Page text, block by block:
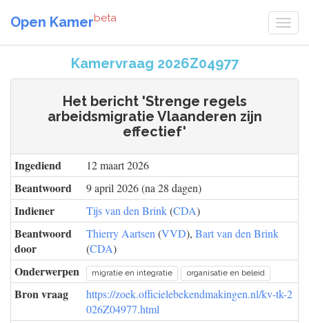
Open Kamerbeta
Kamervraag 2026Z04977
Het bericht 'Strenge regels
arbeidsmigratie Vlaanderen zijn
effectief'
Ingediend 12 maart 2026
Beantwoord 9 april 2026 (na 28 dagen)
Indiener Tijs van den Brink(CDA)
Beantwoord
door
Thierry Aartsen (VVD), Bart van den Brink
(CDA)
Onderwerpen migratie en integratie organisatie en beleid
Bron vraag
https://zoek.officielebekendmakingen.nl/kv-tk-2
026Z04977.html